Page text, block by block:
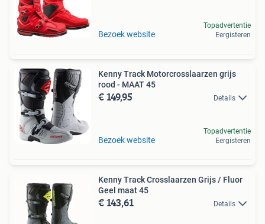
Bezoek website
Topadvertentie
Eergisteren
Kenny Track Motorcrosslaarzen grijs
rood - MAAT 45
€ 149,95 Details
Bezoek website
Topadvertentie
Eergisteren
Kenny Track Crosslaarzen Grijs / Fluor
Geel maat 45
€ 143,61 Details